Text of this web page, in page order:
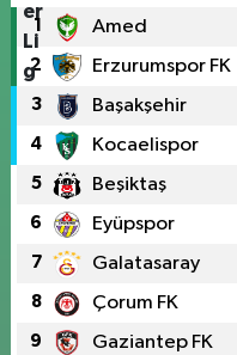
1 Amed
2 Erzurumspor FK
3 Başakşehir
4 Kocaelispor
5 Beşiktaş
6 Eyüpspor
7 Galatasaray
8 Çorum FK
9 Gaziantep FK